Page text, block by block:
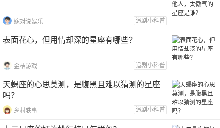
嫁对说娱乐 追剧小科普
表面花心，但用情却深的星座有哪些？
金桔游戏 追剧小科普
天蝎座的心思莫测，是腹黑且难以猜测的星座
吗？
乡村轶事 追剧小科普